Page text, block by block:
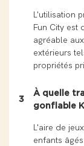
L'utilisation
Fun City est
agréable
extérieurs
propriétés
3
À quelle
gonflable
L'aire de
enfants